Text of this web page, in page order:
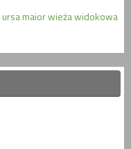
ursa maiorwieża widokowa